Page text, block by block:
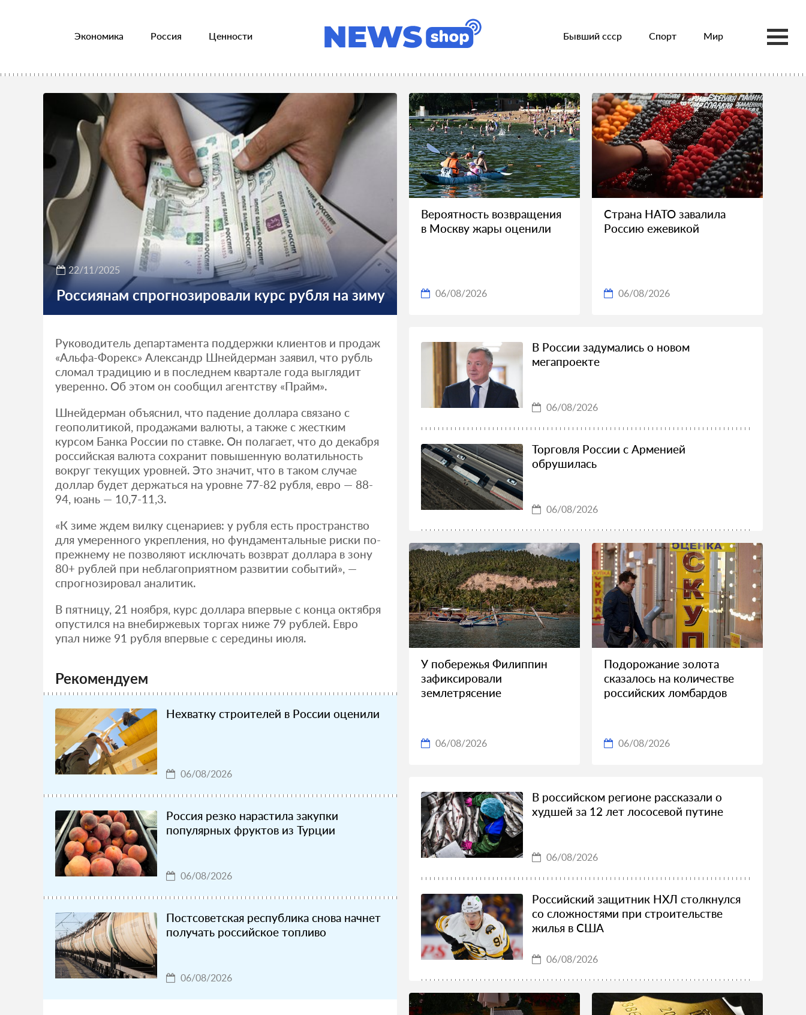
Экономика Россия Ценности Бывший ссср Спорт Мир
22/11/2025
Россиянам спрогнозировали курс рубля на зиму
Руководитель департамента поддержки клиентов и продаж
«Альфа-Форекс» Александр Шнейдерман заявил, что рубль
сломал традицию и в последнем квартале года выглядит
уверенно. Об этом он сообщил агентству «Прайм».
Шнейдерман объяснил, что падение доллара связано с
геополитикой, продажами валюты, а также с жестким
курсом Банка России по ставке. Он полагает, что до декабря
российская валюта сохранит повышенную волатильность
вокруг текущих уровней. Это значит, что в таком случае
доллар будет держаться на уровне 77-82 рубля, евро — 88-
94, юань — 10,7-11,3.
«К зиме ждем вилку сценариев: у рубля есть пространство
для умеренного укрепления, но фундаментальные риски по-
прежнему не позволяют исключать возврат доллара в зону
80+ рублей при неблагоприятном развитии событий», —
спрогнозировал аналитик.
В пятницу, 21 ноября, курс доллара впервые с конца октября
опустился на внебиржевых торгах ниже 79 рублей. Евро
упал ниже 91 рубля впервые с середины июля.
Рекомендуем
Нехватку строителей в России оценили
06/08/2026
Россия резко нарастила закупки
популярных фруктов из Турции
06/08/2026
Постсоветская республика снова начнет
получать российское топливо
06/08/2026
Вероятность возвращения
в Москву жары оценили
06/08/2026
Страна НАТО завалила
Россию ежевикой
06/08/2026
В России задумались о новом
мегапроекте
06/08/2026
Торговля России с Арменией
обрушилась
06/08/2026
У побережья Филиппин
зафиксировали
землетрясение
06/08/2026
Подорожание золота
сказалось на количестве
российских ломбардов
06/08/2026
В российском регионе рассказали о
худшей за 12 лет лососевой путине
06/08/2026
Российский защитник НХЛ столкнулся
со сложностями при строительстве
жилья в США
06/08/2026